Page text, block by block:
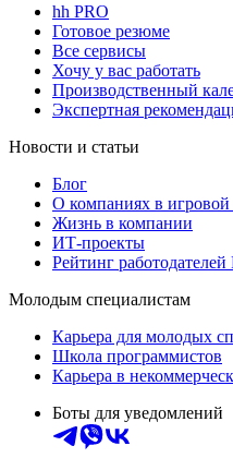
hh PRO
Готовое резюме
Все сервисы
Хочу у вас работать
Производственный
Экспертная
Новости и статьи
Блог
О компаниях в
Жизнь в компании
ИТ-проекты
Рейтинг работодателей
Молодым специалистам
Карьера для молодых
Школа программистов
Карьера в
Боты для уведомлений